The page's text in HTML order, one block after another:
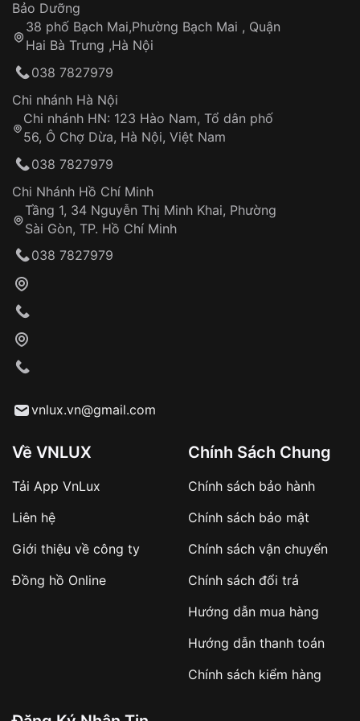
Thời gian tính từ khi xác nhận đơn hàng thành
công
Hotline: 0585 215 215
Từ khóa SEO:
Khách hàng kiểm tra và thanh toán trực tiếp
Từ khóa SEO:
sản phẩm đặc biệt
hàng
Số tiền còn lại thanh toán khi nhận hàng hoặc
✔️ Đảm bảo xử lý đơn hàng nhanh chóng
✔️ Hạn chế tình trạng hủy đơn không mong
Sản phẩm đã bị:
Tự ý sửa chữa
thống VNLUX
Đảm bảo quyền lợi khách hàng
Đồng hành cùng khách hàng trong suốt quá
trình sử dụng
Bảo Dưỡng
38 phố Bạch Mai,Phường Bạch Mai , Quận
Hai Bà Trưng ,Hà Nội
038 7827979
Chi nhánh Hà Nội
Chi nhánh HN: 123 Hào Nam, Tổ dân phố
56, Ô Chợ Dừa, Hà Nội, Việt Nam
038 7827979
Chi Nhánh Hồ Chí Minh
Tầng 1, 34 Nguyễn Thị Minh Khai, Phường
Sài Gòn, TP. Hồ Chí Minh
038 7827979
vnlux.vn@gmail.com
Về VNLUX
Tải App VnLux
Liên hệ
Giới thiệu về công ty
Đồng hồ Online
Chính Sách Chung
Chính sách bảo hành
Chính sách bảo mật
Chính sách vận chuyển
Chính sách đổi trả
Hướng dẫn mua hàng
Hướng dẫn thanh toán
Chính sách kiểm hàng